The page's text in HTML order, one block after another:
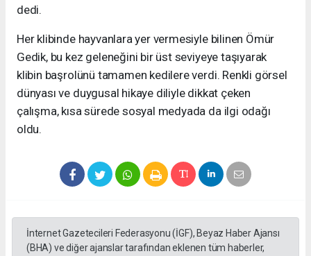
dedi.
Her klibinde hayvanlara yer vermesiyle bilinen Ömür
Gedik, bu kez geleneğini bir üst seviyeye taşıyarak
klibin başrolünü tamamen kedilere verdi. Renkli görsel
dünyası ve duygusal hikaye diliyle dikkat çeken
çalışma, kısa sürede sosyal medyada da ilgi odağı
oldu.
İnternet Gazetecileri Federasyonu (İGF), Beyaz Haber Ajansı
(BHA) ve diğer ajanslar tarafından eklenen tüm haberler,